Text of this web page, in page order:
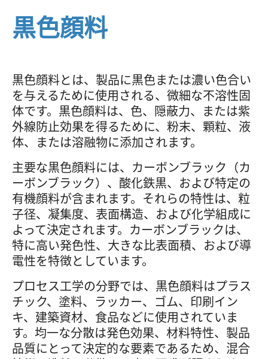
黒色顔料
黒色顔料とは、製品に黒色または濃い色合い
を与えるために使用される、微細な不溶性固
体です。黒色顔料は、色、隠蔽力、または紫
外線防止効果を得るために、粉末、顆粒、液
体、または溶融物に添加されます。
主要な黒色顔料には、カーボンブラック（カ
ーボンブラック）、酸化鉄黒、および特定の
有機顔料が含まれます。それらの特性は、粒
子径、凝集度、表面構造、および化学組成に
よって決定されます。カーボンブラックは、
特に高い発色性、大きな比表面積、および導
電性を特徴としています。
プロセス工学の分野では、黒色顔料はプラス
チック、塗料、ラッカー、ゴム、印刷イン
キ、建築資材、食品などに使用されていま
す。均一な分散は発色効果、材料特性、製品
品質にとって決定的な要素であるため、混合